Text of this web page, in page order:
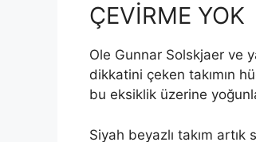
ÇEVİRME YOK
Ole Gunnar Solskjaer ve
dikkatini çeken takımın
bu eksiklik üzerine
Siyah beyazlı takım